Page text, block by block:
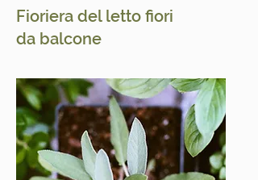
Fioriera del letto fiori
da balcone